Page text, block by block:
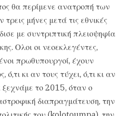
θα περίμενε ανατροπή των
μήνες μετά τις εθνικές
με συντριπτική πλειοψηφία
Ολοι οι νεοεκλεγέντες,
πρωθυπουργοί, έχουν
ό,τι κι αν τους τύχει, ό,τι κι αν
το 2015, όταν ο
διαπραγμάτευση, την